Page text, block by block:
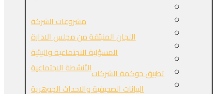
مشروعات الشركة
اللجان المنبثقة من مجلس الادارة
المسؤلية الاجتماعية والبيئية
الأنشطة الاجتماعيةتطبيق حوكمة الشركات
البيانات الصحيفية والاحداث الجوهرية